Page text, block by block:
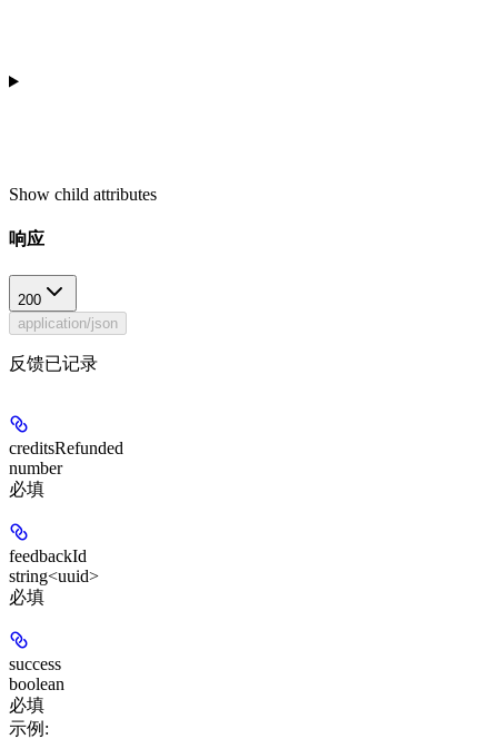
Show child attributes
响应
200
application/json
反馈已记录
creditsRefunded
number
必填
feedbackId
string<uuid>
必填
success
boolean
必填
示例 :